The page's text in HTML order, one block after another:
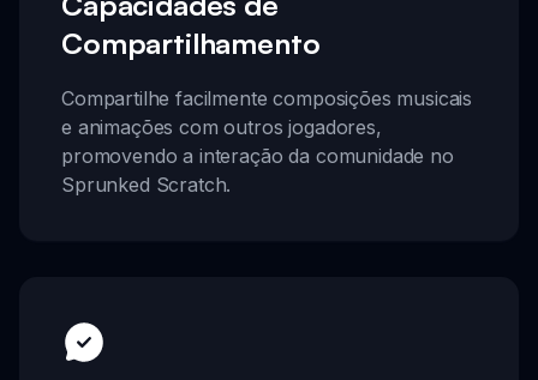
Compartilhamento
Compartilhe facilmente composições musicais
e animações com outros jogadores,
promovendo a interação da comunidade no
Sprunked Scratch.